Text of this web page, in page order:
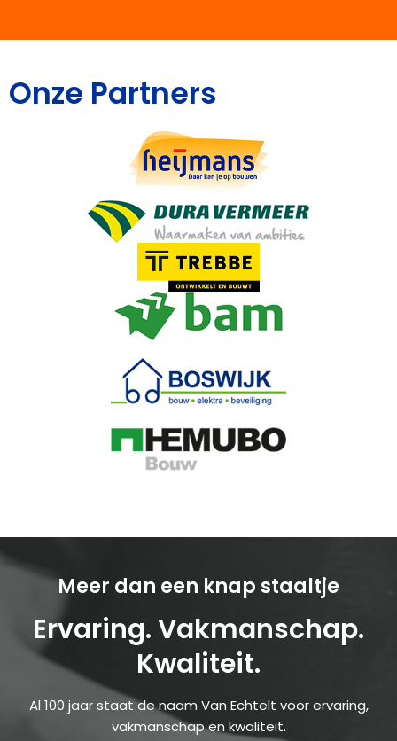
Onze Partners
Meer dan een knap staaltje
Ervaring. Vakmanschap.
Kwaliteit.
Al 100 jaar staat de naam Van Echtelt voor ervaring,
vakmanschap en kwaliteit.